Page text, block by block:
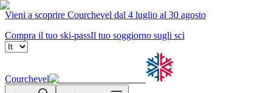
Vieni a scoprire Courchevel dal 4 luglio al 30 agosto
Compra il tuo ski-passIl tuo soggiorno sugli sci
Courchevel